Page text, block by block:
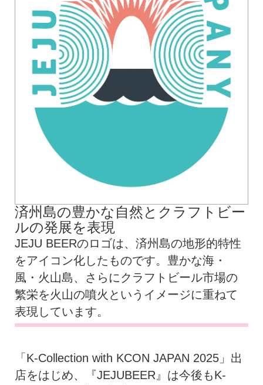
済州島の豊かな自然とクラフトビー
ルの発展を表現
JEJU BEERのロゴは、済州島の地形的特性
をアイコン化したものです。豊かな海・
風・火山島、さらにクラフトビール市場の
繁栄を火山の噴火というイメージに重ねて
表現しています。
「K-Collection with KCON JAPAN 2025」出
店をはじめ、『JEJUBEER』は今後もK-